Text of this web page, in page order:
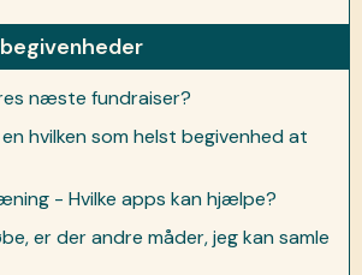
næste fundraiser?
hvilken som helst begivenhed at
- Hvilke apps kan hjælpe?
er der andre måder, jeg kan samle